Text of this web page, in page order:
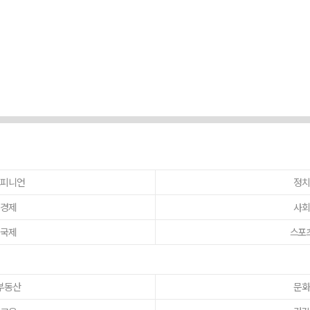
니언
정치
경제
사회
국제
스포
동산
문화